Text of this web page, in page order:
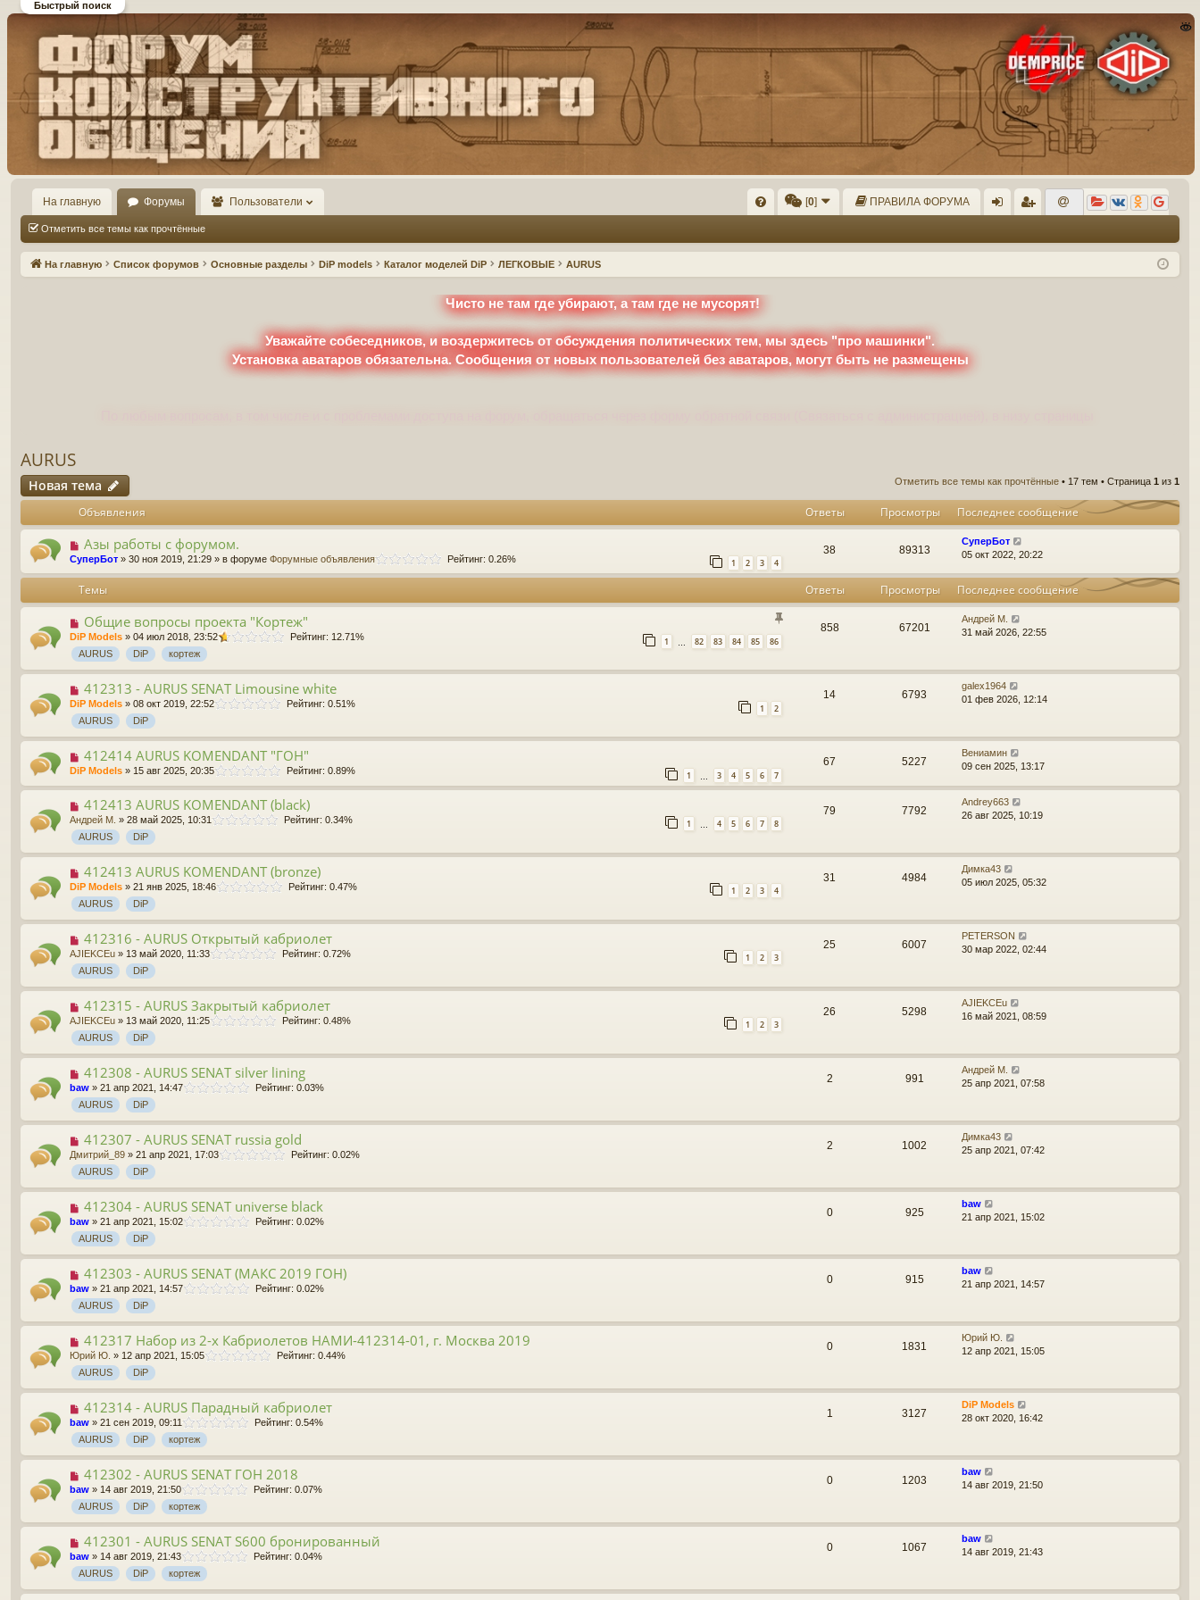
Форум DiP и DEMPRICE
конструктивного общения
На главную Форумы Пользователи
Q
[0] ПРАВИЛА ФОРУМА
д ис
Отметить все темы как прочтённые
На главную Список форумов Основные разделы DiP models Каталог моделей DiP ЛЕГКОВЫЕ AURUS
Быстрый поиск
Чисто не там где убирают, а там где не мусорят!
Уважайте собеседников, и воздержитесь от обсуждения политических тем, мы здесь "про машинки".
Установка аватаров обязательна. Сообщения от новых пользователей без аватаров, могут быть не размещены
AURUS
Новая тема Отметить все темы как прочтённые • 17 тем • Страница 1 из 1
Объявления Ответы Просмотры Последнее сообщение
Азы работы с форумом.
СуперБот » 30 ноя 2019, 21:29 » в форуме Форумные объявления 1 2 3 4
Рейтинг: 0.26%
38 89313
СуперБот
05 окт 2022, 20:22
Темы Ответы Просмотры Последнее сообщение
Общие вопросы проекта "Кортеж"
DiP Models » 04 июл 2018, 23:52 1 82 83 84 85 86
Рейтинг: 12.71%
AURUS
DiP кортеж
858 67201
Андрей М.
31 май 2026, 22:55
412313 - AURUS SENAT Limousine white
DiP Models » 08 окт 2019, 22:52 1 2
Рейтинг: 0.51%
AURUS
DiP
14 6793
galex1964
01 фев 2026, 12:14
412414 AURUS KOMENDANT "ГОН"
DiP Models » 15 авг 2025, 20:35 1 3 4 5 6 7
Рейтинг: 0.89%
67 5227
Вениамин
09 сен 2025, 13:17
412413 AURUS KOMENDANT (black)
Андрей М. » 28 май 2025, 10:31 1 … 4 5 6 7 8
Рейтинг: 0.34%
AURUS
DiP
79 7792
Andrey663
26 авг 2025, 10:19
412413 AURUS KOMENDANT (bronze)
DiP Models » 21 янв 2025, 18:46 1 2 3 4
Рейтинг: 0.47%
AURUS
DiP
31 4984
Димка43
05 июл 2025, 05:32
412316 - AURUS Открытый кабриолет
AJIEKCEu » 13 май 2020, 11:33 1 2 3
Рейтинг: 0.72%
AURUS
DiP
25 6007
PETERSON
30 мар 2022, 02:44
412315 - AURUS Закрытый кабриолет
AJIEKCEu » 13 май 2020, 11:25 1 2 3
Рейтинг: 0.48%
AURUS
DiP
26 5298
AJIEKCEu
16 май 2021, 08:59
412308 - AURUS SENAT silver lining
baw » 21 апр 2021, 14:47
Рейтинг: 0.03%
AURUS
DiP
2 991
Андрей М.
25 апр 2021, 07:58
412307 - AURUS SENAT russia gold
Дмитрий_89 » 21 апр 2021, 17:03
Рейтинг: 0.02%
AURUS
DiP
2 1002
Димка43
25 апр 2021, 07:42
412304 - AURUS SENAT universe black
baw » 21 апр 2021, 15:02
Рейтинг: 0.02%
AURUS
DiP
0 925
baw
21 апр 2021, 15:02
412303 - AURUS SENAT (МАКС 2019 ГОН)
baw » 21 апр 2021, 14:57
Рейтинг: 0.02%
AURUS
DiP
0 915
baw
21 апр 2021, 14:57
412317 Набор из 2-х Кабриолетов НАМИ-412314-01, г. Москва 2019
Юрий Ю. » 12 апр 2021, 15:05
Рейтинг: 0.44%
AURUS
DiP
0 1831
Юрий Ю.
12 апр 2021, 15:05
412314 - AURUS Парадный кабриолет
baw » 21 сен 2019, 09:11
Рейтинг: 0.54%
AURUS
DiP кортеж
1 3127
DiP Models
28 окт 2020, 16:42
412302 - AURUS SENAT ГОН 2018
baw » 14 авг 2019, 21:50
Рейтинг: 0.07%
AURUS
DiP кортеж
0 1203
baw
14 авг 2019, 21:50
412301 - AURUS SENAT S600 бронированный
baw » 14 авг 2019, 21:43
Рейтинг: 0.04%
AURUS
DiP кортеж
0 1067
baw
14 авг 2019, 21:43